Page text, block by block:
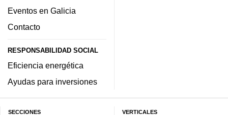
Eventos en Galicia
Contacto
RESPONSABILIDAD SOCIAL
Eficiencia energética
Ayudas para inversiones
SECCIONES VERTICALES